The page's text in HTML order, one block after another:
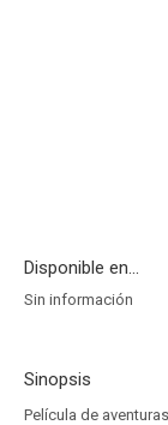
Disponible en...
Sin información
Sinopsis
Película de